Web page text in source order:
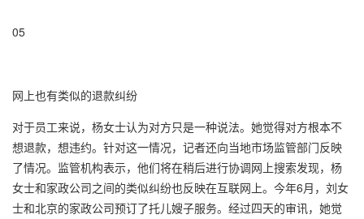
05
网上也有类似的退款纠纷
对于员工来说，杨女士认为对方只是一种说法。她觉得对方根本不
想退款，想违约。针对这一情况，记者还向当地市场监管部门反映
了情况。监管机构表示，他们将在稍后进行协调网上搜索发现，杨
女士和家政公司之间的类似纠纷也反映在互联网上。今年6月，刘女
士和北京的家政公司预订了托儿嫂子服务。经过四天的审讯，她觉